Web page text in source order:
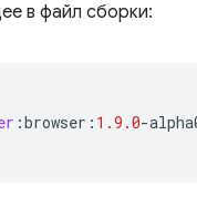
в файл сборки:
:browser : 1.9.0-